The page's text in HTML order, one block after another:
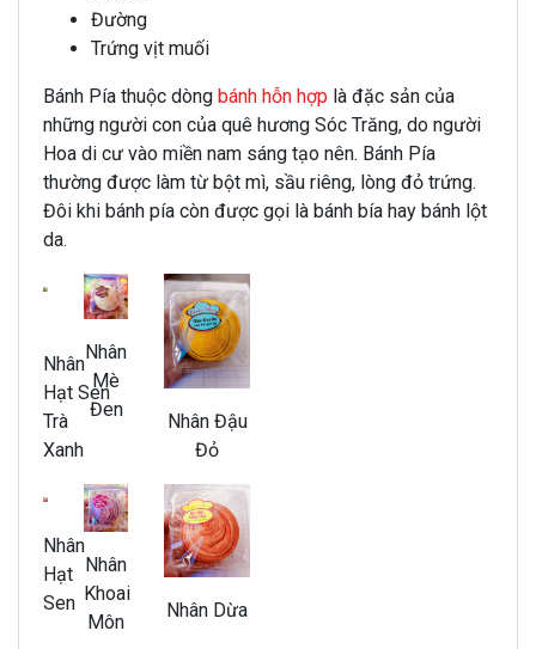
Đường
Trứng vịt muối
Bánh Pía thuộc dòng bánh hỗn hợp là đặc sản của
những người con của quê hương Sóc Trăng, do người
Hoa di cư vào miền nam sáng tạo nên. Bánh Pía
thường được làm từ bột mì, sầu riêng, lòng đỏ trứng.
Đôi khi bánh pía còn được gọi là bánh bía hay bánh lột
da.
Nhân
Hạt Sen
Trà
Xanh
Nhân
Mè
Đen
Nhân Đậu
Đỏ
Nhân
Hạt
Sen
Nhân
Khoai
Môn
Nhân Dừa